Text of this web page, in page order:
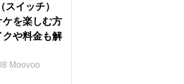
イッチ）
ケを楽しむ方
クや料金も解
2026/01/08 Moovoo